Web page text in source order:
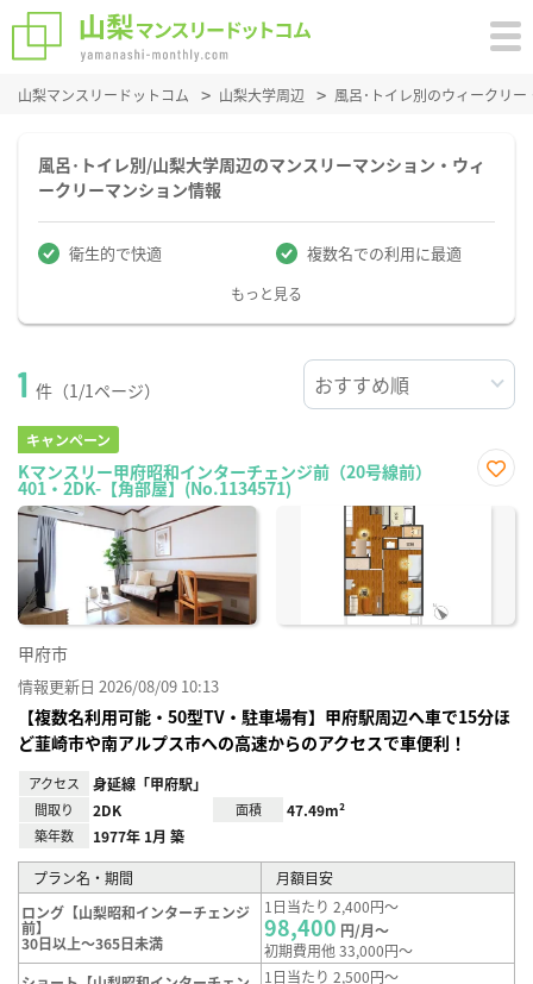
山梨マンスリードットコム 山梨大学周辺 風呂･トイレ別のウィークリ
風呂･トイレ別/山梨大学周辺のマンスリーマンション・ウィ
ークリーマンション情報
衛生的で快適 複数名での利用に最適
もっと見る
1 件（1/1ページ）
キャンペーン
Kマンスリー甲府昭和インターチェンジ前（20号線前）
401・2DK-【角部屋】(No.1134571)
に入
甲府市
情報更新日 2026/08/09 10:13
【複数名利用可能・50型TV・駐車場有】甲府駅周辺へ車で15分ほ
ど韮崎市や南アルプス市への高速からのアクセスで車便利！
アクセス 身延線「甲府駅」
間取り 2DK 面積 47.49m²
築年数 1977年 1月 築
プラン名・期間
月額目安
ロング【山梨昭和インターチェンジ
前】
30日以上～365日未満
1日当たり 2,400円～
98,400 円/月～
初期費用他 33,000円～
1日当たり 2,500円～